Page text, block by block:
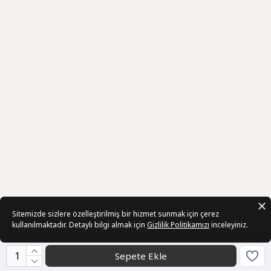
Sepete Ekle
Sitemizde sizlere özelleştirilmiş bir hizmet sunmak için çerez
kullanılmaktadır. Detaylı bilgi almak için Gizlilik Politikamızı inceleyiniz.